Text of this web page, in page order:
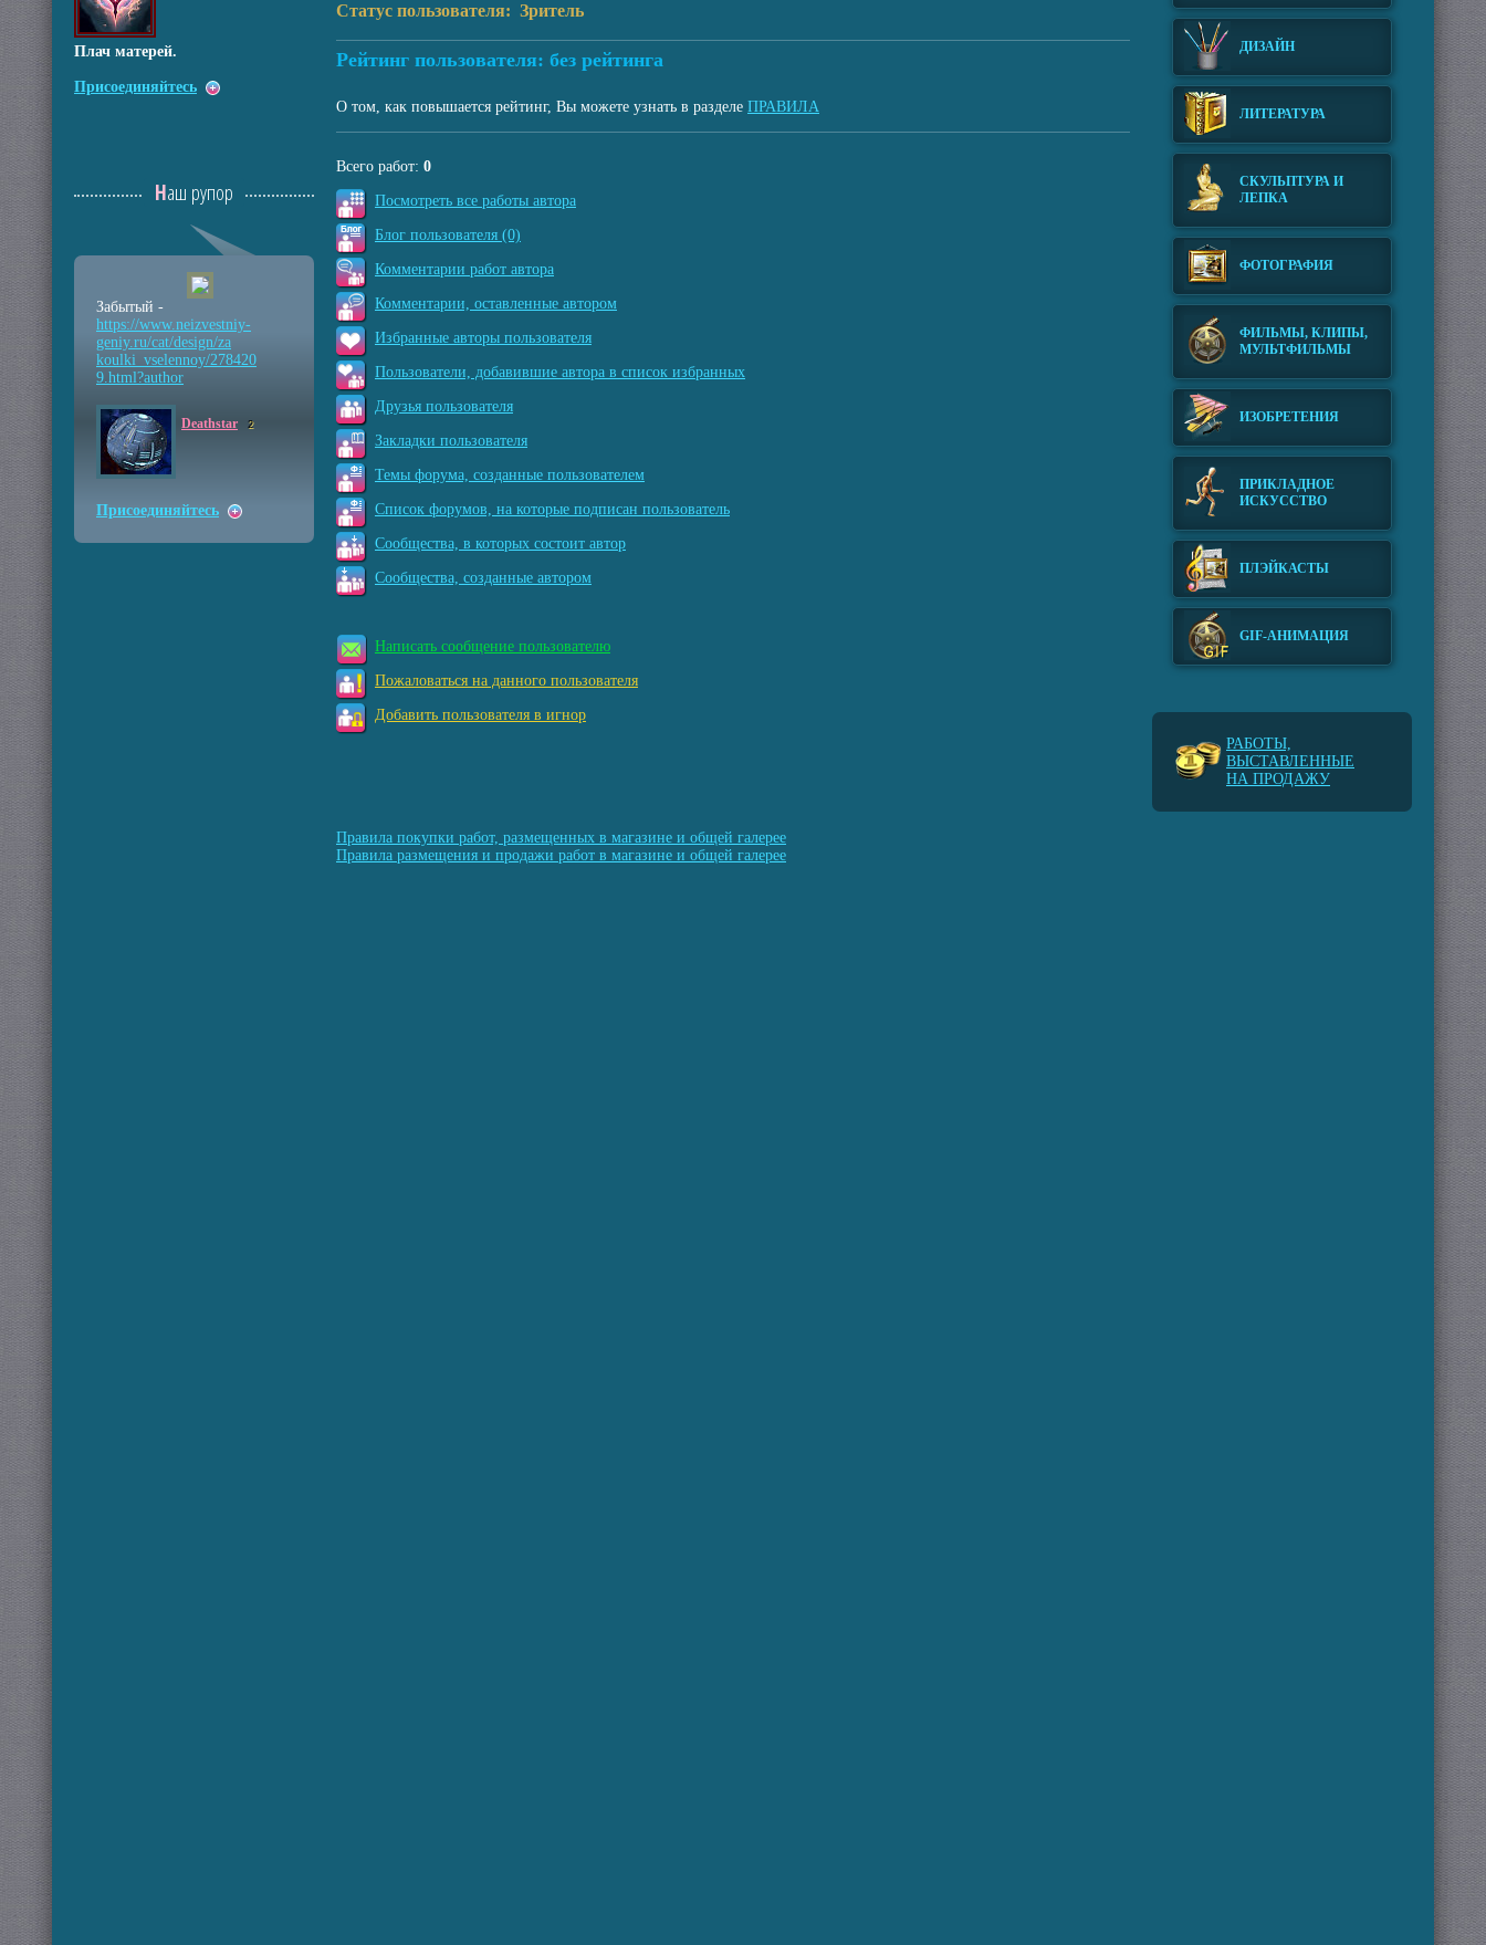
Статус пользователя: Зритель
Рейтинг пользователя: без рейтинга
О том, как повышается рейтинг, Вы можете узнать в разделе ПРАВИЛА
Всего работ: 0
Посмотреть все работы автора
Блог пользователя (0)
Комментарии работ автора
Комментарии, оставленные автором
Избранные авторы пользователя
Пользователи, добавившие автора в список избранных
Друзья пользователя
Закладки пользователя
Темы форума, созданные пользователем
Список форумов, на которые подписан пользователь
Сообщества, в которых состоит автор
Сообщества, созданные автором
Написать сообщение пользователю
Пожаловаться на данного пользователя
Добавить пользователя в игнор
Правила покупки работ, размещенных в магазине и общей галерее
Правила размещения и продажи работ в магазине и общей галерее
Плач матерей.
Присоединяйтесь
Наш рупор
Забытый -
https://www.neizvestniy-
geniy.ru/cat/design/za
koulki_vselennoy/278420
9.html?author
Deathstar 2
Присоединяйтесь
ДИЗАЙН
ЛИТЕРАТУРА
СКУЛЬПТУРА И
ЛЕПКА
ФОТОГРАФИЯ
ФИЛЬМЫ, КЛИПЫ,
МУЛЬТФИЛЬМЫ
ИЗОБРЕТЕНИЯ
ПРИКЛАДНОЕ
ИСКУССТВО
ПЛЭЙКАСТЫ
GIF-АНИМАЦИЯ
РАБОТЫ,
ВЫСТАВЛЕННЫЕ
НА ПРОДАЖУ